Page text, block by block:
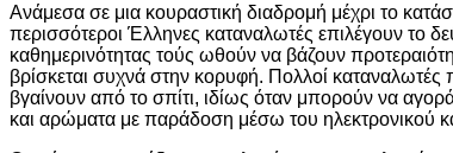
Ανάμεσα σε μια κουραστική διαδρομή μέχρι το
περισσότεροι Έλληνες καταναλωτές επιλέγουν το
καθημερινότητας τούς ωθούν να βάζουν
βρίσκεται συχνά στην κορυφή. Πολλοί
βγαίνουν από το σπίτι, ιδίως όταν μπορούν να
και αρώματα με παράδοση μέσω του ηλεκτρονικού